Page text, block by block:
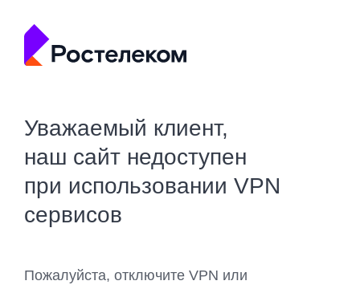
Уважаемый клиент,
наш сайт недоступен
при использовании VPN
сервисов
Пожалуйста, отключите VPN или